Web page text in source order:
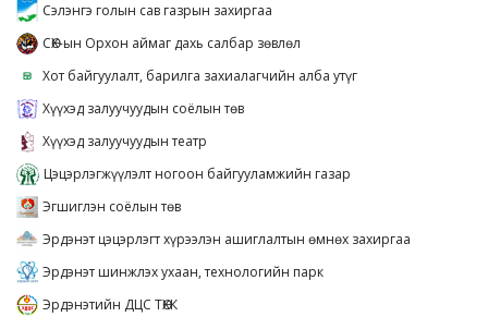
Сэлэнгэ голын сав газрын захиргаа
СӨХ-ын Орхон аймаг дахь салбар зөвлөл
Хот байгуулалт, барилга захиалагчийн алба утүг
Хүүхэд залуучуудын соёлын төв
Хүүхэд залуучуудын театр
Цэцэрлэгжүүлэлт ногоон байгууламжийн газар
Эгшиглэн соёлын төв
Эрдэнэт цэцэрлэгт хүрээлэн ашиглалтын өмнөх захиргаа
Эрдэнэт шинжлэх ухаан, технологийн парк
Эрдэнэтийн ДЦС ТӨХК